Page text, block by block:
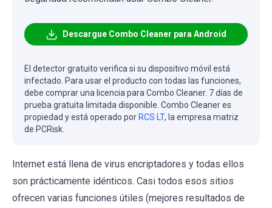
Descargue Combo Cleaner para Android
El detector gratuito verifica si su dispositivo móvil está
infectado. Para usar el producto con todas las funciones,
debe comprar una licencia para Combo Cleaner. 7 días de
prueba gratuita limitada disponible. Combo Cleaner es
propiedad y está operado por RCS LT, la empresa matriz
de PCRisk.
Internet está llena de virus encriptadores y todas ellos
son prácticamente idénticos. Casi todos esos sitios
ofrecen varias funciones útiles (mejores resultados de